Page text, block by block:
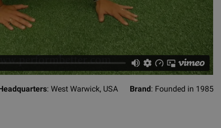
: West Warwick, USA Brand: Founded in 1985